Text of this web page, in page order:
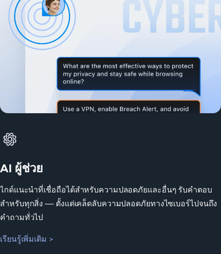
AI ผู้ช่วย
ไกด์แนะนำที่เชื่อถือได้สำหรับความปลอดภัยและอื่นๆ รับคำตอบ
สำหรับทุกสิ่ง — ตั้งแต่เคล็ดลับความปลอดภัยทางไซเบอร์ไปจนถึง
คำถามทั่วไป
เรียนรู้เพิ่มเติม >